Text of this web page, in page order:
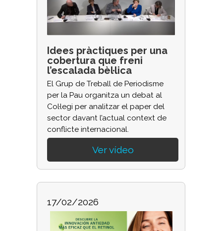
Idees pràctiques per una
cobertura que freni
l’escalada bèl·lica
El Grup de Treball de Periodisme
per la Pau organitza un debat al
Col·legi per analitzar el paper del
sector davant l’actual context de
conflicte internacional.
Ver vídeo
17/02/2026